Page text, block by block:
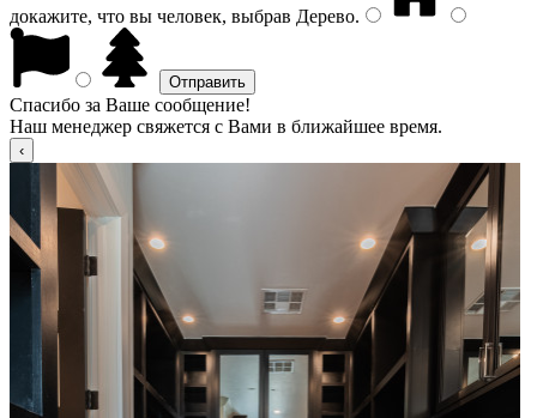
докажите, что вы человек, выбрав Дерево.
Спасибо за Ваше сообщение!
Наш менеджер свяжется с Вами в ближайшее время.